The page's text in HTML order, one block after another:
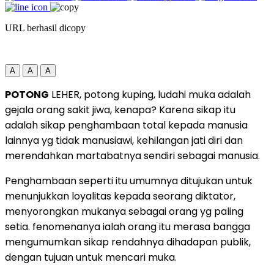
URL berhasil dicopy
A A A
POTONG LEHER, potong kuping, ludahi muka adalah
gejala orang sakit jiwa, kenapa? Karena sikap itu
adalah sikap penghambaan total kepada manusia
lainnya yg tidak manusiawi, kehilangan jati diri dan
merendahkan martabatnya sendiri sebagai manusia.
Penghambaan seperti itu umumnya ditujukan untuk
menunjukkan loyalitas kepada seorang diktator,
menyorongkan mukanya sebagai orang yg paling
setia. fenomenanya ialah orang itu merasa bangga
mengumumkan sikap rendahnya dihadapan publik,
dengan tujuan untuk mencari muka.